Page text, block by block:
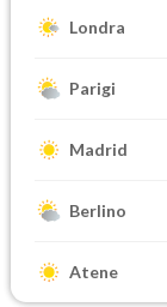
Londra
Parigi
Madrid
Berlino
Atene